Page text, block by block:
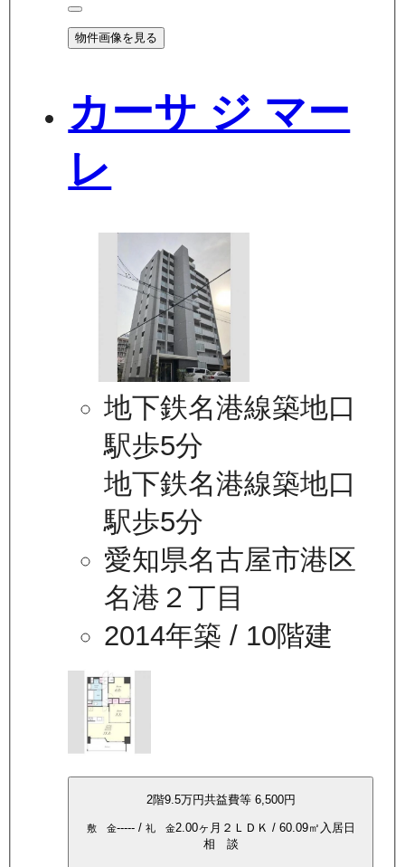
物件画像を見る
カーサ ジ マー
レ
地下鉄名港線築地口
駅歩5分
地下鉄名港線築地口
駅歩5分
愛知県名古屋市港区
名港２丁目
2014年築 / 10階建
2階9.5万円共益費等 6,500円
敷 金-----/ 礼 金2.00ヶ月 ２ＬＤＫ / 60.09㎡ 入居日
相 談